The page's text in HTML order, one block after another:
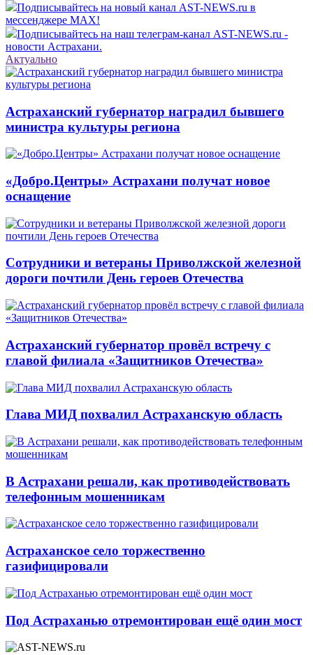
Подписывайтесь на новый канал AST-NEWS.ru в
мессенджере MAX!
Подписывайтесь на наш телеграм-канал AST-NEWS.ru -
новости Астрахани.
Актуально
Астраханский губернатор наградил бывшего
министра культуры региона
«Добро.Центры» Астрахани получат новое
оснащение
Сотрудники и ветераны Приволжской железной
дороги почтили День героев Отечества
Астраханский губернатор провёл встречу с
главой филиала «Защитников Отечества»
Глава МИД похвалил Астраханскую область
В Астрахани решали, как противодействовать
телефонным мошенникам
Астраханское село торжественно
газифицировали
Под Астраханью отремонтирован ещё один мост